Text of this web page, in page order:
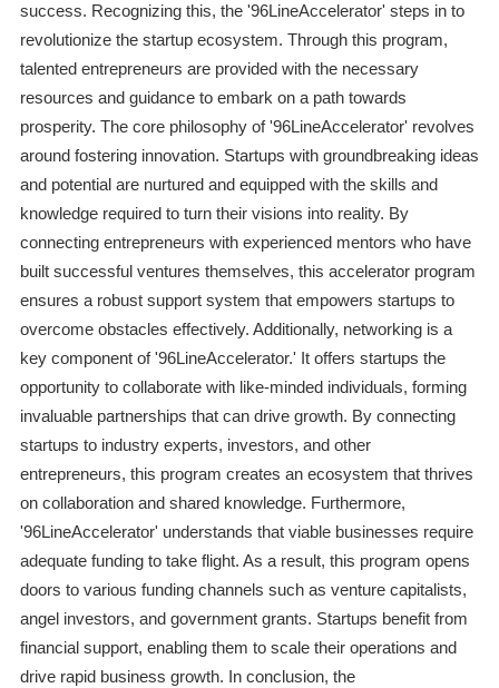
success. Recognizing this, the '96LineAccelerator' steps in to
revolutionize the startup ecosystem. Through this program,
talented entrepreneurs are provided with the necessary
resources and guidance to embark on a path towards
prosperity. The core philosophy of '96LineAccelerator' revolves
around fostering innovation. Startups with groundbreaking ideas
and potential are nurtured and equipped with the skills and
knowledge required to turn their visions into reality. By
connecting entrepreneurs with experienced mentors who have
built successful ventures themselves, this accelerator program
ensures a robust support system that empowers startups to
overcome obstacles effectively. Additionally, networking is a
key component of '96LineAccelerator.' It offers startups the
opportunity to collaborate with like-minded individuals, forming
invaluable partnerships that can drive growth. By connecting
startups to industry experts, investors, and other
entrepreneurs, this program creates an ecosystem that thrives
on collaboration and shared knowledge. Furthermore,
'96LineAccelerator' understands that viable businesses require
adequate funding to take flight. As a result, this program opens
doors to various funding channels such as venture capitalists,
angel investors, and government grants. Startups benefit from
financial support, enabling them to scale their operations and
drive rapid business growth. In conclusion, the